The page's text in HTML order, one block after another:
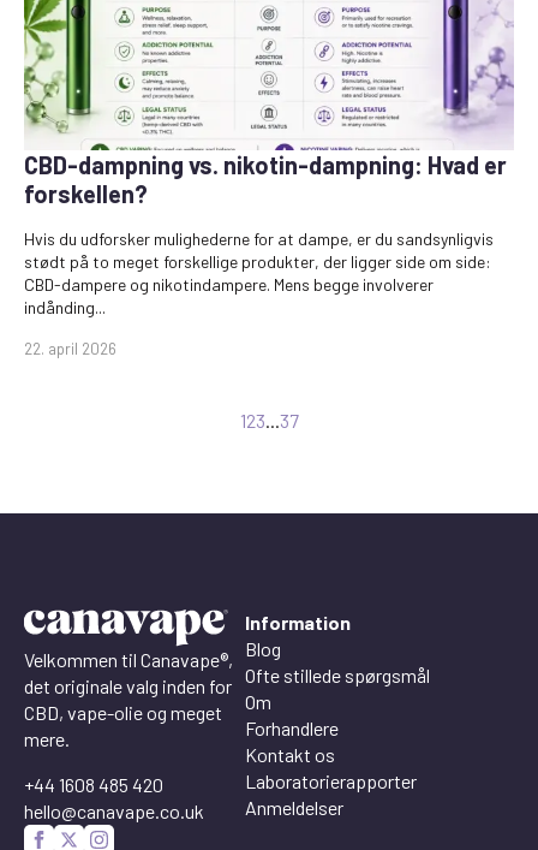
CBD-dampning vs. nikotin-dampning: Hvad er
forskellen?
22. april 2026
Hvis du udforsker mulighederne for at dampe, er du sandsynligvis
stødt på to meget forskellige produkter, der ligger side om side:
CBD-dampere og nikotindampere. Mens begge involverer
indånding...
123 37
Velkommen til Canavape®,
det originale valg inden for
CBD, vape-olie og meget
mere.
+44 1608 485 420
hello@canavape.co.uk
Information
Blog
Ofte stillede spørgsmål
Om
Forhandlere
Kontakt os
Laboratorierapporter
Anmeldelser